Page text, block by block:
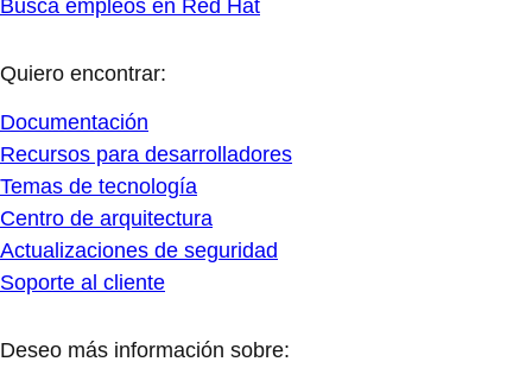
Busca empleos en Red Hat
Quiero encontrar:
Documentación
Recursos para desarrolladores
Temas de tecnología
Centro de arquitectura
Actualizaciones de seguridad
Soporte al cliente
Deseo más información sobre: